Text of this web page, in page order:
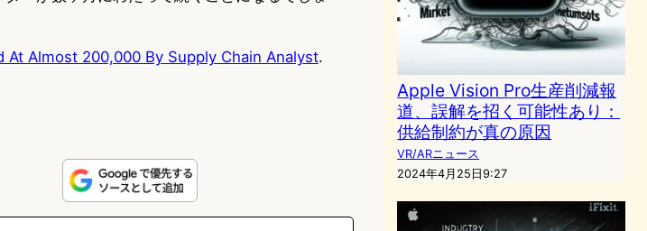
Almost 200,000 By Supply Chain Analyst.
Apple Vision Pro生産削減報
道、誤解を招く可能性あり：
供給制約が真の原因
VR/ARニュース
2024年4月25日9:27